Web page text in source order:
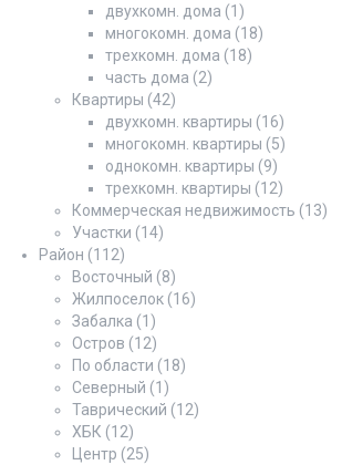
двухкомн. дома (1)
многокомн. дома (18)
трехкомн. дома (18)
часть дома (2)
Квартиры (42)
двухкомн. квартиры (16)
многокомн. квартиры (5)
однокомн. квартиры (9)
трехкомн. квартиры (12)
Коммерческая недвижимость (13)
Участки (14)
Район (112)
Восточный (8)
Жилпоселок (16)
Забалка (1)
Остров (12)
По области (18)
Северный (1)
Таврический (12)
ХБК (12)
Центр (25)